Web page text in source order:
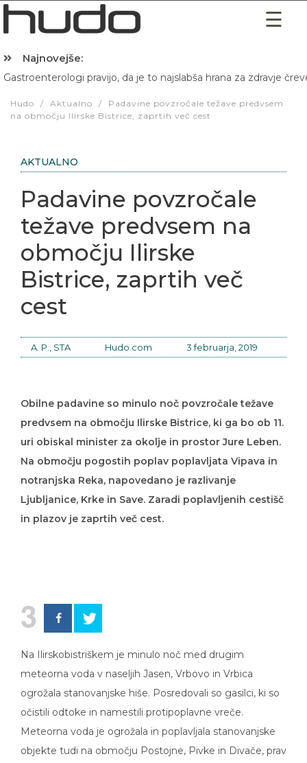
Najnovejše:
Gastroenterologi pravijo, da je to najslabša hrana za zdravje
Hudo / Aktualno /
Padavine povzročale težave predvsem
na območju Ilirske Bistrice, zaprtih več cest
AKTUALNO
Padavine povzročale
težave predvsem na
območju Ilirske
Bistrice, zaprtih več
cest
A. P., STA Hudo.com 3 februarja, 2019
Obilne padavine so minulo noč povzročale težave
predvsem na območju Ilirske Bistrice, ki ga bo ob 11.
uri obiskal minister za okolje in prostor Jure Leben.
Na območju pogostih poplav poplavljata Vipava in
notranjska Reka, napovedano je razlivanje
Ljubljanice, Krke in Save. Zaradi poplavljenih cestišč
in plazov je zaprtih več cest.
3
Na Ilirskobistriškem je minulo noč med drugim
meteorna voda v naseljih Jasen, Vrbovo in Vrbica
ogrožala stanovanjske hiše. Posredovali so gasilci, ki so
očistili odtoke in namestili protipoplavne vreče.
Meteorna voda je ogrožala in poplavljala stanovanjske
objekte tudi na območju Postojne, Pivke in Divače, prav